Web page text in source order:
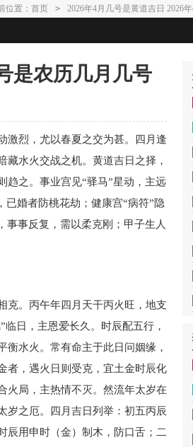
位置： 首页 > 2026年4月几号是黄道吉日 2026
是农历几月几号
激烈，尤以春夏之交为甚。四月逢
水火交战之机。黄道吉日之择，
趋之。事业宫见“驿马”星动，主远
已婚者防桃花劫；健康宫“病符”隐
事事反复，需以柔克刚；甲子生人
克。丙午年四月天干丙火旺，地支
日，主恩爱长久。时辰配五行，
水火。常有命主于此日问姻缘，
者，遇火日则受克，宜土金时辰化
火局，主热情不灭。然流年太岁在
岁之厄。四月吉日列举：初五丙辰
辰用申时（金）制木，防口舌；二